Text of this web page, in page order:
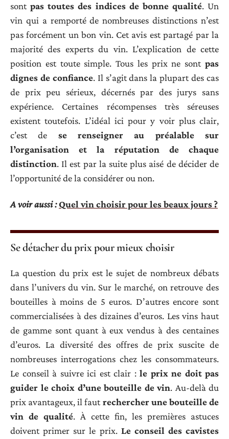
sontpas toutes des indices de bonne qualité. Un
vin qui a remporté de nombreuses distinctions n’est
pas forcément un bon vin. Cet avis est partagé par la
majorité des experts du vin. L’explication de cette
position est toute simple. Tous les prix ne sont pas
dignes de confiance. Il s’agit dans la plupart des cas
de prix peu sérieux, décernés par des jurys sans
expérience. Certaines récompenses très séreuses
existent toutefois. L’idéal ici pour y voir plus clair,
c’est de se renseigner au préalable sur
l’organisation et la réputation de chaque
distinction. Il est par la suite plus aisé de décider de
l’opportunité de la considérer ou non.
A voir aussi :Quel vin choisir pour les beaux jours ?
Se détacher du prix pour mieux choisir
La question du prix est le sujet de nombreux débats
dans l’univers du vin. Sur le marché, on retrouve des
bouteilles à moins de 5 euros. D’autres encore sont
commercialisées à des dizaines d’euros. Les vins haut
de gamme sont quant à eux vendus à des centaines
d’euros. La diversité des offres de prix suscite de
nombreuses interrogations chez les consommateurs.
Le conseil à suivre ici est clair : le prix ne doit pas
guider le choix d’une bouteille de vin. Au-delà du
prix avantageux, il fautrechercher une bouteille de
vin de qualité. À cette fin, les premières astuces
doivent primer sur le prix. Le conseil des cavistes